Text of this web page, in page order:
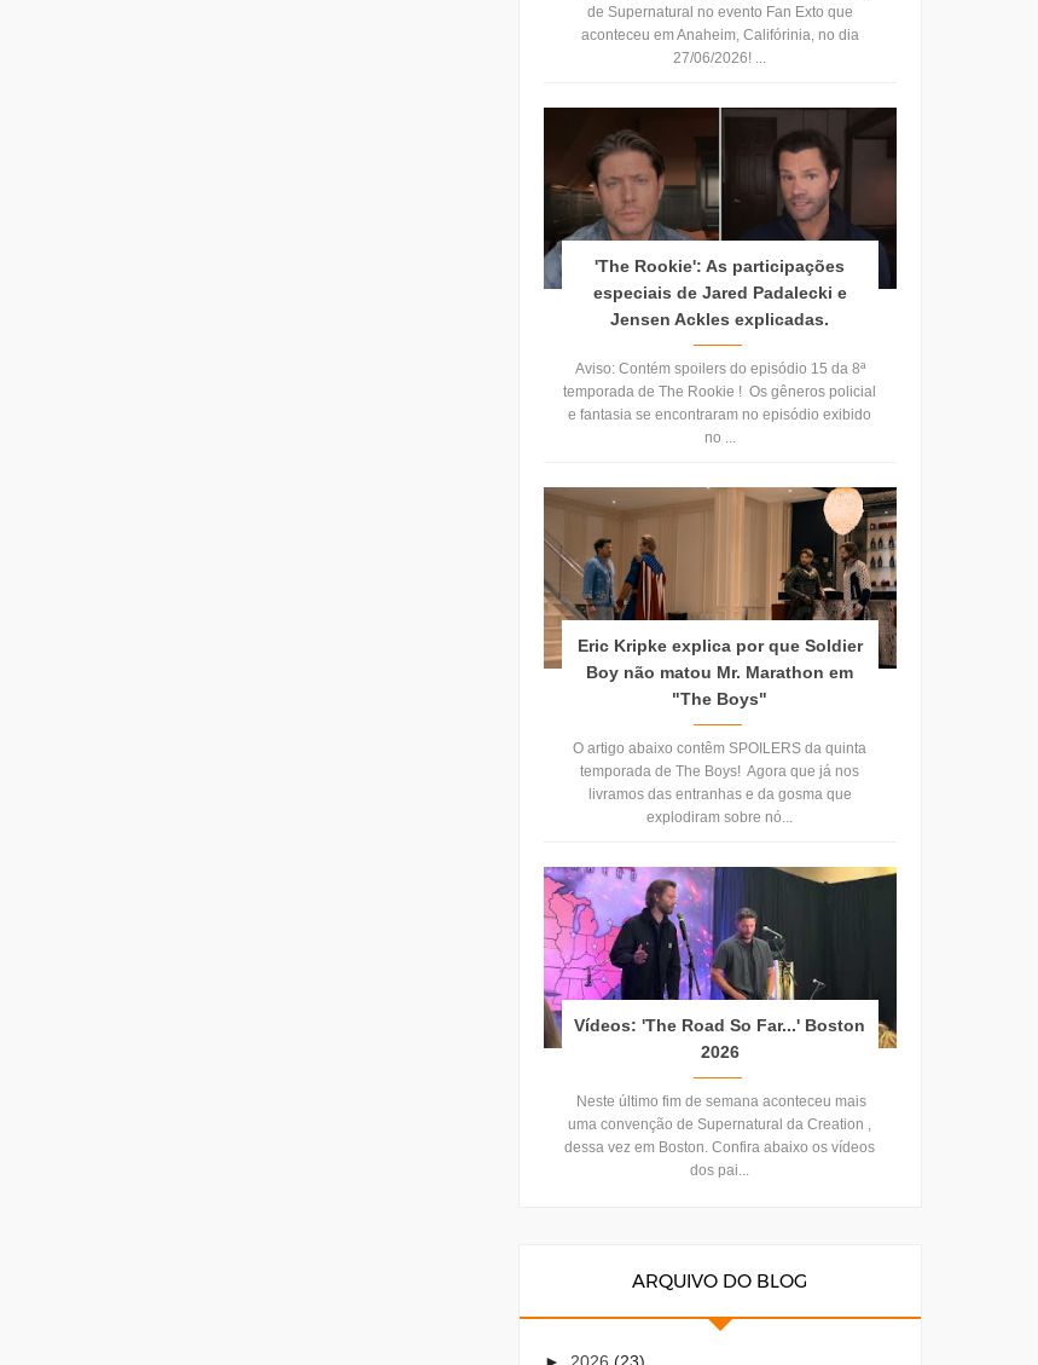
de Supernatural no evento Fan Exto que
aconteceu em Anaheim, Califórinia, no dia
27/06/2026! ...
'The Rookie': As participações
especiais de Jared Padalecki e
Jensen Ackles explicadas.
Aviso: Contém spoilers do episódio 15 da 8ª
temporada de The Rookie ! Os gêneros policial
e fantasia se encontraram no episódio exibido
no ...
Eric Kripke explica por que Soldier
Boy não matou Mr. Marathon em
"The Boys"
O artigo abaixo contêm SPOILERS da quinta
temporada de The Boys! Agora que já nos
livramos das entranhas e da gosma que
explodiram sobre nó...
Vídeos: 'The Road So Far...' Boston
2026
Neste último fim de semana aconteceu mais
uma convenção de Supernatural da Creation ,
dessa vez em Boston. Confira abaixo os vídeos
dos pai...
ARQUIVO DO BLOG
► 2026 (23)